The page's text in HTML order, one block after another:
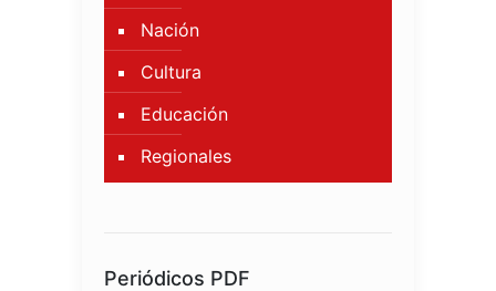
Nación
Cultura
Educación
Regionales
Periódicos PDF